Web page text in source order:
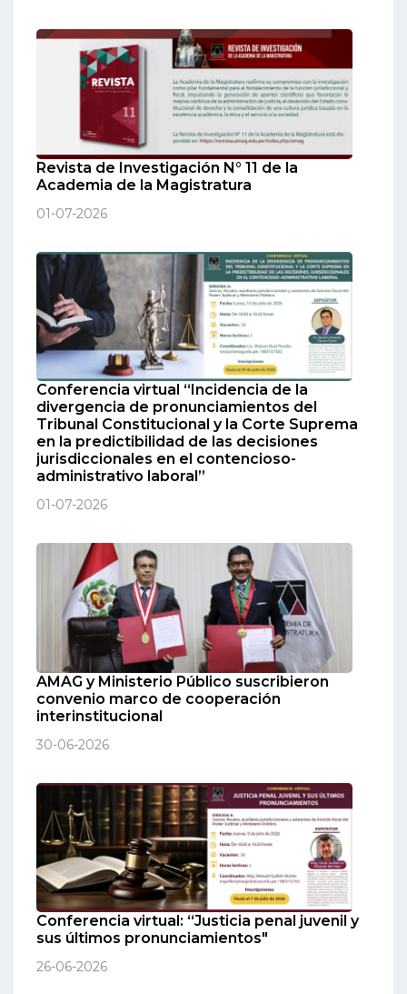
Revista de Investigación N° 11 de la
Academia de la Magistratura
01-07-2026
Conferencia virtual “Incidencia de la
divergencia de pronunciamientos del
Tribunal Constitucional y la Corte Suprema
en la predictibilidad de las decisiones
jurisdiccionales en el contencioso-
administrativo laboral”
01-07-2026
AMAG y Ministerio Público suscribieron
convenio marco de cooperación
interinstitucional
30-06-2026
Conferencia virtual: “Justicia penal juvenil y
sus últimos pronunciamientos"
26-06-2026